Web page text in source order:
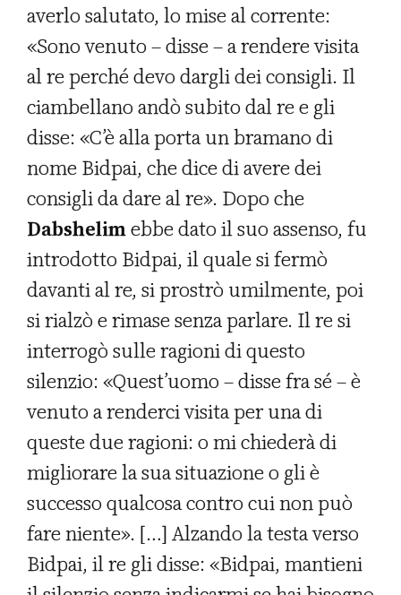
averlo salutato, lo mise al corrente:
«Sono venuto – disse – a rendere visita
al re perché devo dargli dei consigli. Il
ciambellano andò subito dal re e gli
disse: «C’è alla porta un bramano di
nome Bidpai, che dice di avere dei
consigli da dare al re». Dopo che
Dabshelimebbe dato il suo assenso, fu
introdotto Bidpai, il quale si fermò
davanti al re, si prostrò umilmente, poi
si rialzò e rimase senza parlare. Il re si
interrogò sulle ragioni di questo
silenzio: «Quest’uomo – disse fra sé – è
venuto a renderci visita per una di
queste due ragioni: o mi chiederà di
migliorare la sua situazione o gli è
successo qualcosa contro cui non può
fare niente». […] Alzando la testa verso
Bidpai, il re gli disse: «Bidpai, mantieni